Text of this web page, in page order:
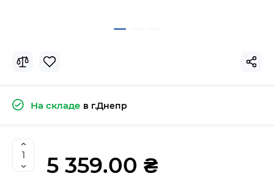
На складе в г.Днепр
5 359.00 ₴